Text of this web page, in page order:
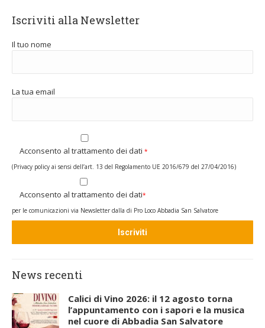
Iscriviti alla Newsletter
Il tuo nome
La tua email
Acconsento al trattamento dei dati *
(Privacy policy ai sensi dell’art. 13 del Regolamento UE 2016/679 del 27/04/2016)
Acconsento al trattamento dei dati*
per le comunicazioni via Newsletter dalla di Pro Loco Abbadia San Salvatore
News recenti
Calici di Vino 2026: il 12 agosto torna
l’appuntamento con i sapori e la musica
nel cuore di Abbadia San Salvatore